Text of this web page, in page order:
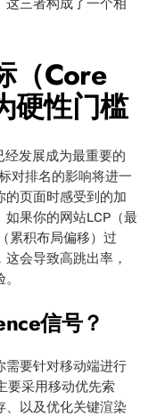
这三者构成了一个相
（Core
硬性门槛
经发展成为最重要的
对排名的影响将进一
的页面时感受到的加
果你的网站LCP（最
累积布局偏移）过
会导致高跳出率，
信号？
需要针对移动端进行
要采用移动优先索
、以及优化关键渲染